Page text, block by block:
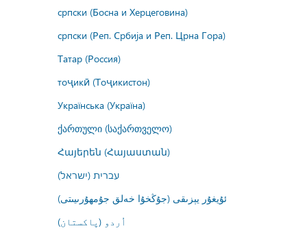
српски (Босна и Херцеговина)
српски (Реп. Србија и Реп. Црна Гора)
Татар (Россия)
тоҷикӣ (Тоҷикистон)
Українська (Україна)
ქართული (საქართველო)
Հայերեն (Հայաստան)
עברית (ישראל)
ئۇيغۇر يېزىقى (جۇڭخۇا خەلق جۇمھۇرىيىتى)
اُردو (پاکستان)